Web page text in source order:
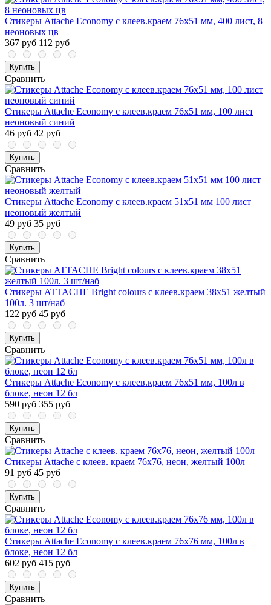
Стикеры Attache Economy с клеев.краем 76x51 мм, 400 лист, 8
неоновых цв
367 руб 112 руб
Купить
Сравнить
Стикеры Attache Economy с клеев.краем 76x51 мм, 100 лист
неоновый синий
46 руб 42 руб
Купить
Сравнить
Стикеры Attache Economy с клеев.краем 51x51 мм 100 лист
неоновый желтый
49 руб 35 руб
Купить
Сравнить
Стикеры ATTACHE Bright colours с клеев.краем 38х51 желтый
100л. 3 шт/наб
122 руб 45 руб
Купить
Сравнить
Стикеры Attache Economy с клеев.краем 76x51 мм, 100л в
блоке, неон 12 бл
590 руб 355 руб
Купить
Сравнить
Стикеры Attache с клеев. краем 76х76, неон, желтый 100л
91 руб 45 руб
Купить
Сравнить
Стикеры Attache Economy с клеев.краем 76x76 мм, 100л в
блоке, неон 12 бл
602 руб 415 руб
Купить
Сравнить